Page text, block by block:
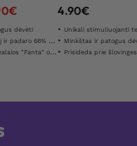
€
dėvėti
66% storesnį
"Fanta" odos "
4.90€
Unikali stimuliuojanti
Minkštas ir patogus
Prisideda prie